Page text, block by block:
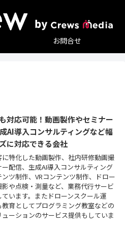
お問合せ
対応可能！動画製作やセミナー
AI導入コンサルティングなど幅
に対応できる会社
特化した動画製作、社内研修動画撮
配信、生成AI導入コンサルティング
ツ制作、VRコンテンツ制作、ドロー
影や点検・測量など、業務代行サービ
います。またドローンスクール運
教育としてプログラミング教室などの
ーションのサービス提供もしていま